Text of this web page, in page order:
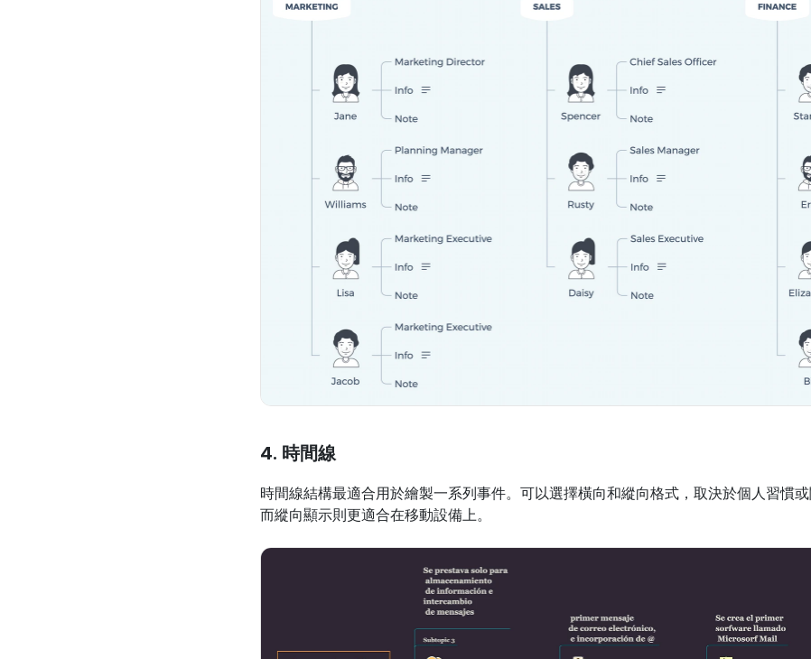
4. 時間線
時間線結構最適合用於繪製一系列事件。可以選擇橫向和縱向格式，取決於個人習慣
而縱向顯示則更適合在移動設備上。